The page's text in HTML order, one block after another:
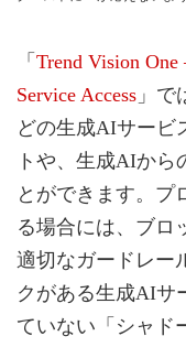
「 Trend Vision
Service Access 」で
どの生成AIサービ
トや、生成AIから
とができます。プ
る場合には、ブロ
適切なガードレー
クがある生成AIサ
ていない「シャド